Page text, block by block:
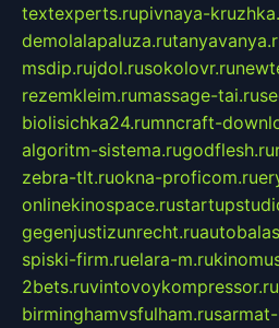
textexperts.rupivnaya-
demolalapaluza.ru
msdip.rujdol.rusokolovr.ru
rezemkleim.rumassage-tai.ru
biolisichka24.rumncraft-
algoritm-sistema.rugodflesh.ru
zebra-tlt.ruokna-proficom.ru
onlinekinospace.ru
gegenjustizunrecht.ru
spiski-firm.ruelara-m.ru
2bets.ruvintovoykompressor.ru
birminghamvsfulham.ru